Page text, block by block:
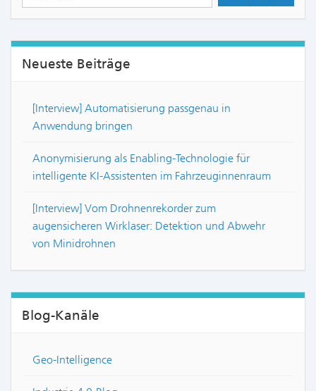
Neueste Beiträge
[Interview] Automatisierung passgenau in
Anwendung bringen
Anonymisierung als Enabling-Technologie für
intelligente KI-Assistenten im Fahrzeuginnenraum
[Interview] Vom Drohnenrekorder zum
augensicheren Wirklaser: Detektion und Abwehr
von Minidrohnen
Blog-Kanäle
Geo-Intelligence